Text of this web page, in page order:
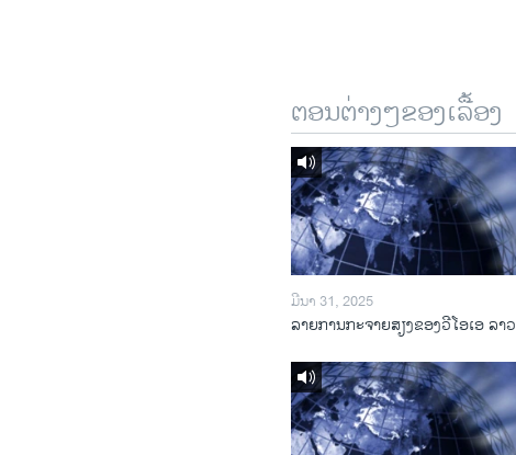
ຕອນຕ່າງໆຂອງເລື້ອງ
ມີນາ 31, 2025
ລາຍການກະຈາຍສຽງຂອງວີໂອເອ ລາວ